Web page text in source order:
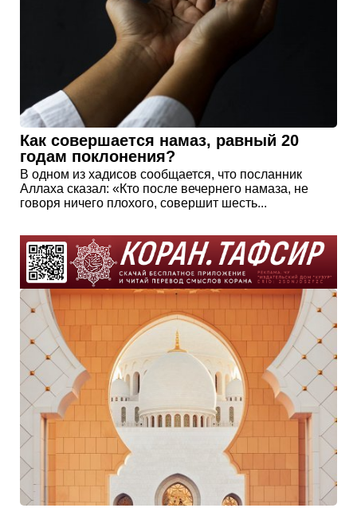
Как совершается намаз, равный 20
годам поклонения?
В одном из хадисов сообщается, что посланник
Аллаха сказал: «Кто после вечернего намаза, не
говоря ничего плохого, совершит шесть...